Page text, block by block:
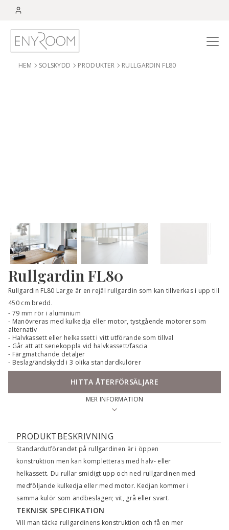
Menu
HEM SOLSKYDD PRODUKTER RULLGARDIN FL80
RullgardinFL80
Rullgardin FL80 Large ­är en ­rejäl rullgardin som kan tillverkas i upp till
450 cm bredd.
79 mm rör i aluminium
Manövreras med kulkedja eller motor, tystgående motorer som
alternativ
Halvkassett eller helkassett i vitt utförande som tillval
Går att att seriekoppla vid halvkassett/fascia
Färgmatchande detaljer
Beslag/ändskydd i 3 olika standardkulörer
HITTA ÅTERFÖRSÄLJARE
MER INFORMATION
PRODUKTBESKRIVNING
Standardutförandet på rullgardinen är i öppen
konstruktion men kan kompletteras med halv- eller
helkassett. Du rullar smidigt upp och ned rullgardinen med
medföljande kulkedja eller med motor. Kedjan kommer i
samma kulör som ändbeslagen; vit, grå ­eller svart.
TEKNISK SPECIFIKATION
Vill man täcka rullgardinens konstruktion och få en mer